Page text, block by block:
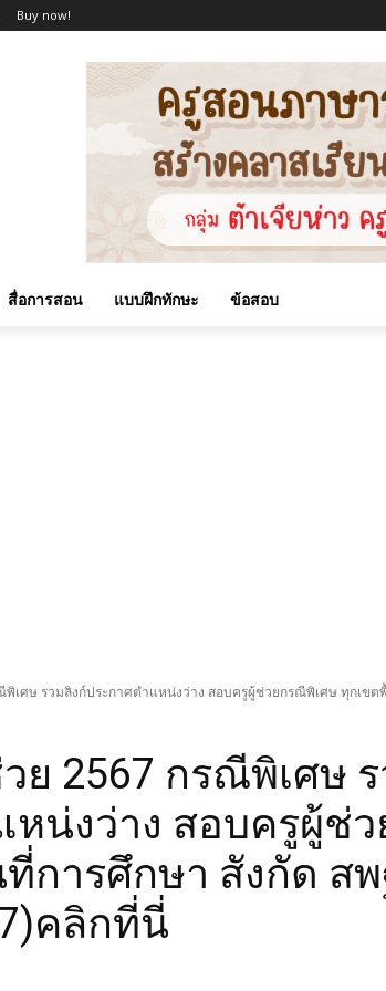
Buy now!
สื่อการสอน แบบฝึกทักษะ ข้อสอบ
เศษ รวมลิงก์ประกาศตำแหน่งว่าง สอบครูผู้ช่วยกรณีพิเศษ ทุกเข
ย 2567 กรณีพิเศษ
หน่งว่าง สอบครูผู้ช่
การศึกษา สังกัด สพ
คลิกที่นี่